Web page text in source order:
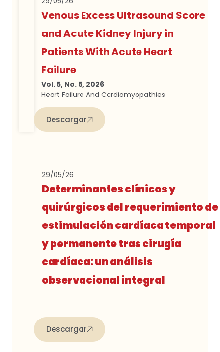
Venous Excess Ultrasound Score
and Acute Kidney Injury in
Patients With Acute Heart
Failure
Vol. 5, No. 5, 2026
Heart Failure And Cardiomyopathies
Descargar
29/05/26
Determinantes clínicos y
quirúrgicos del requerimiento de
estimulación cardíaca temporal
y permanente tras cirugía
cardíaca: un análisis
observacional integral
Descargar